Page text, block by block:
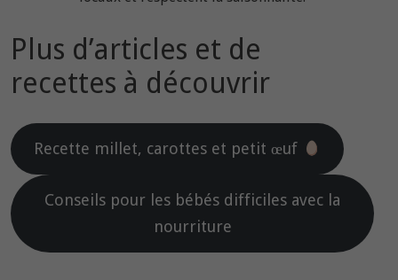
Plus d’articles et de
recettes à découvrir
Recette millet, carottes et petit œuf
Conseils pour les bébés difficiles avec la
nourriture